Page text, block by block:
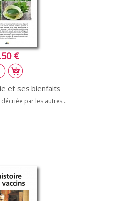
€
et ses bienfaits
par les autres...